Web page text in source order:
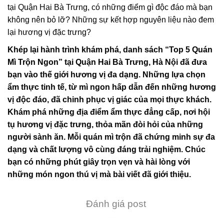
tại Quận Hai Bà Trưng, có những điểm gì độc đáo mà bạn
không nên bỏ lỡ? Những sự kết hợp nguyên liệu nào đem
lại hương vị đặc trưng?
Khép lại hành trình khám phá, danh sách “Top 5 Quán
Mì Trộn Ngon” tại Quận Hai Bà Trưng, Hà Nội đã đưa
bạn vào thế giới hương vị đa dạng. Những lựa chọn
ẩm thực tinh tế, từ mì ngon hấp dẫn đến những hương
vị độc đáo, đã chinh phục vị giác của mọi thực khách.
Khám phá những địa điểm ẩm thực đẳng cấp, nơi hội
tụ hương vị đặc trưng, thỏa mãn đòi hỏi của những
người sành ăn. Mỗi quán mì trộn đã chứng minh sự đa
dạng và chất lượng vô cùng đáng trải nghiệm. Chúc
bạn có những phút giây trọn vẹn và hài lòng với
những món ngon thú vị mà bài viết đã giới thiệu.
Đánh giá post